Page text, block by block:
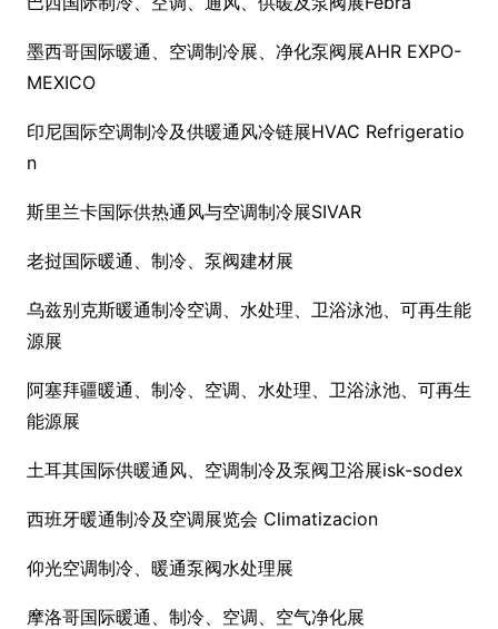
墨西哥国际暖通、空调制冷展、净化泵阀展AHR EXPO-
MEXICO
印尼国际空调制冷及供暖通风冷链展HVAC Refrigeratio
n
斯里兰卡国际供热通风与空调制冷展SIVAR
老挝国际暖通、制冷、泵阀建材展
乌兹别克斯暖通制冷空调、水处理、卫浴泳池、可再生能
源展
阿塞拜疆暖通、制冷、空调、水处理、卫浴泳池、可再生
能源展
土耳其国际供暖通风、空调制冷及泵阀卫浴展isk-sodex
西班牙暖通制冷及空调展览会 Climatizacion
仰光空调制冷、暖通泵阀水处理展
摩洛哥国际暖通、制冷、空调、空气净化展